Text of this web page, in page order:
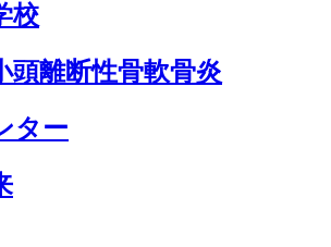
校
頭離断性骨軟骨炎
ター